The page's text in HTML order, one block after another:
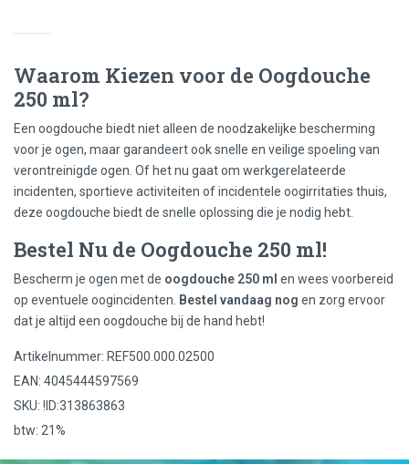
Waarom Kiezen voor de Oogdouche
250 ml?
Een oogdouche biedt niet alleen de noodzakelijke bescherming
voor je ogen, maar garandeert ook snelle en veilige spoeling van
verontreinigde ogen. Of het nu gaat om werkgerelateerde
incidenten, sportieve activiteiten of incidentele oogirritaties thuis,
deze oogdouche biedt de snelle oplossing die je nodig hebt.
Bestel Nu de Oogdouche 250 ml!
Bescherm je ogen met de oogdouche 250 ml en wees voorbereid
op eventuele oogincidenten. Bestel vandaag nog en zorg ervoor
dat je altijd een oogdouche bij de hand hebt!
Artikelnummer: REF500.000.02500
EAN: 4045444597569
SKU: !ID:313863863
btw: 21%